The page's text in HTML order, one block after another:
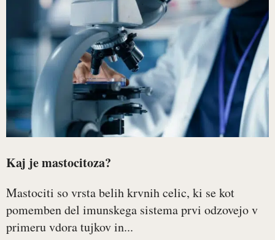
Kaj je mastocitoza?
Mastociti so vrsta belih krvnih celic, ki se kot
pomemben del imunskega sistema prvi odzovejo v
primeru vdora tujkov in...